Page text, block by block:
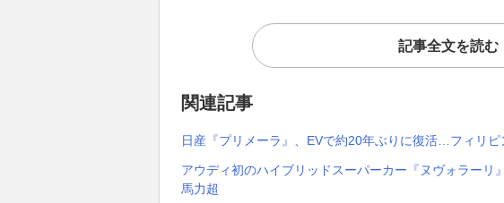
記事全文を読む
関連記事
日産『プリメーラ』、EVで約20年ぶりに復活…フィリ
アウディ初のハイブリッドスーパーカー『ヌヴォラーリ
馬力超